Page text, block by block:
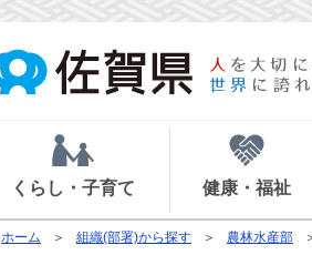
くらし・子育て 健康・福祉
ホーム 組織(部署)から探す 農林水産部